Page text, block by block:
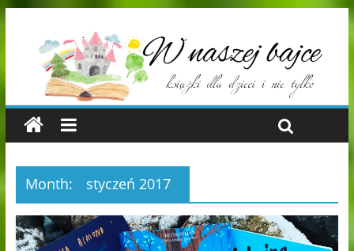
Month: styczeń 2017